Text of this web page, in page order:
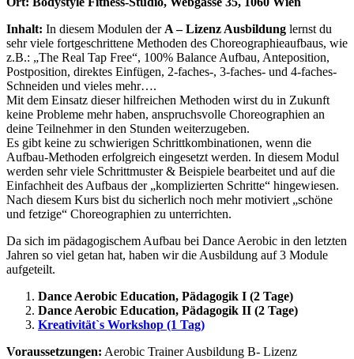
Inhalt: In diesem Modulen der A – Lizenz Ausbildung lernst du
sehr viele fortgeschrittene Methoden des Choreographieaufbaus, wie
z.B.: „The Real Tap Free“, 100% Balance Aufbau, Anteposition,
Postposition, direktes Einfügen, 2-faches-, 3-faches- und 4-faches-
Schneiden und vieles mehr….
Mit dem Einsatz dieser hilfreichen Methoden wirst du in Zukunft
keine Probleme mehr haben, anspruchsvolle Choreographien an
deine Teilnehmer in den Stunden weiterzugeben.
Es gibt keine zu schwierigen Schrittkombinationen, wenn die
Aufbau-Methoden erfolgreich eingesetzt werden. In diesem Modul
werden sehr viele Schrittmuster & Beispiele bearbeitet und auf die
Einfachheit des Aufbaus der „komplizierten Schritte“ hingewiesen.
Nach diesem Kurs bist du sicherlich noch mehr motiviert „schöne
und fetzige“ Choreographien zu unterrichten.
Da sich im pädagogischem Aufbau bei Dance Aerobic in den letzten
Jahren so viel getan hat, haben wir die Ausbildung auf 3 Module
aufgeteilt.
Dance Aerobic Education, Pädagogik I (2 Tage)
Dance Aerobic Education, Pädagogik II (2 Tage)
Kreativität`s Workshop (1 Tag)
Voraussetzungen: Aerobic Trainer Ausbildung B- Lizenz